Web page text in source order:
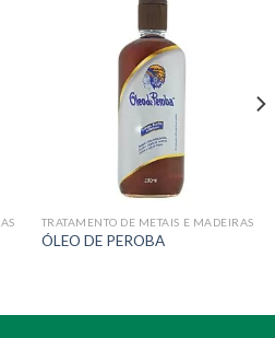
TRATAMENTO DE METAIS E MADEIRAS
ÓLEO DE PEROBA